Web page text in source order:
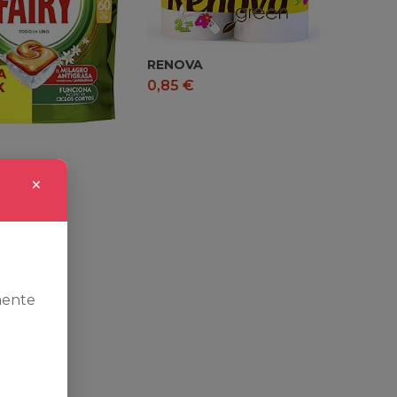
RENOVA
0,85 €
×